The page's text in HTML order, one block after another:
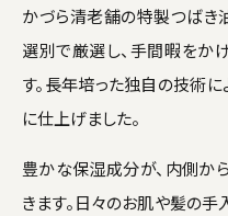
かづら清老舗の特製つばき
選別で厳選し、手間暇をか
す。長年培った独自の技術に
に仕上げました。
豊かな保湿成分が、内側か
きます。日々のお肌や髪の